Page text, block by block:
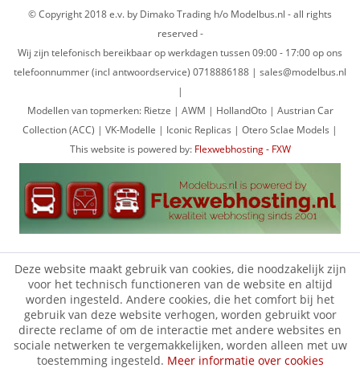
© Copyright 2018 e.v. by Dimako Trading h/o Modelbus.nl - all rights
reserved -
Wij zijn telefonisch bereikbaar op werkdagen tussen 09:00 - 17:00 op ons
telefoonnummer (incl antwoordservice) 0718886188 | sales@modelbus.nl
|
Modellen van topmerken: Rietze | AWM | HollandOto | Austrian Car
Collection (ACC) | VK-Modelle | Iconic Replicas | Otero Sclae Models |
This website is powered by: Flexwebhosting - FXW
Deze website maakt gebruik van cookies, die noodzakelijk zijn
voor het technisch functioneren van de website en altijd
worden ingesteld. Andere cookies, die het comfort bij het
gebruik van deze website verhogen, worden gebruikt voor
directe reclame of om de interactie met andere websites en
sociale netwerken te vergemakkelijken, worden alleen met uw
toestemming ingesteld. Meer informatie over cookies